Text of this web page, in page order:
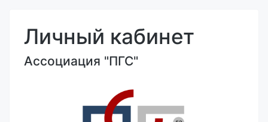
Личный кабинет
Ассоциация "ПГС"